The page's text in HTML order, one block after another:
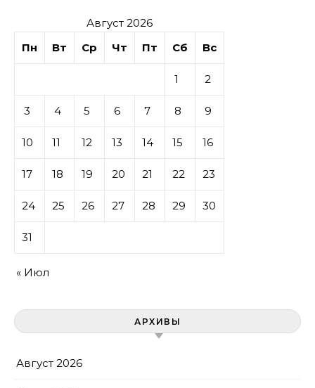
Август 2026
Пн
Вт Ср Чт Пт Сб Вс
1 2
3 4 5 6 7 8 9
10 11 12 13 14 15 16
17 18 19 20 21 22 23
24 25 26 27 28 29 30
31
« Июл
АРХИВЫ
Август 2026